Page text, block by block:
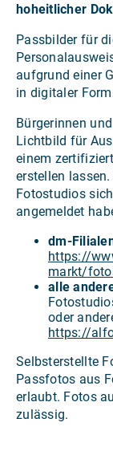
hoheitlicher
Passbilder für
aufgrund einer
in digitaler
Bürgerinnen
Lichtbild für
einem
erstellen
Fotostudios
angemeldet
dm-
https://
markt/
alle
oder
https://
Selbsterstellte
Passfotos aus
erlaubt. Fotos
zulässig.